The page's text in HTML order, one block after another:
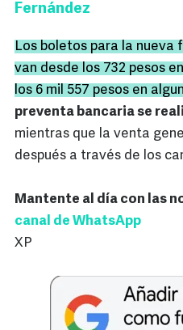
Fernández
Los boletos para la nueva
van desde los 732 pesos
los 6 mil 557 pesos en
preventa bancaria se
mientras que la venta
después a través de los
Mantente al día con las
canal de WhatsApp
XP